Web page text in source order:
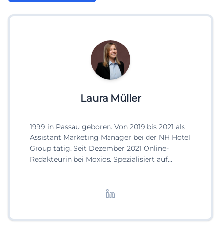
Laura Müller
1999 in Passau geboren. Von 2019 bis 2021 als
Assistant Marketing Manager bei der NH Hotel
Group tätig. Seit Dezember 2021 Online-
Redakteurin bei Moxios. Spezialisiert auf